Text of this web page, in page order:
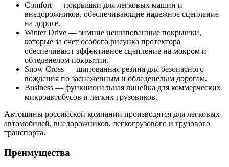
Comfort — покрышки для легковых машин и
внедорожников, обеспечивающие надежное сцепление
на дороге.
Winter Drive — зимние нешипованные покрышки,
которые за счет особого рисунка протектора
обеспечивают эффективное сцепление на мокром и
обледенелом покрытии.
Snow Cross — шипованная резина для безопасного
вождения по заснеженным и обледенелым дорогам.
Business — функциональная линейка для коммерческих
микроавтобусов и легких грузовиков.
Автошины российской компании производятся для легковых
автомобилей, внедорожников, легкогрузового и грузового
транспорта.
Преимущества